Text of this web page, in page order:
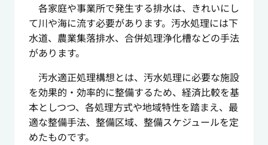
各家庭や事業所で発生する排水は、きれいにし
て川や海に流す必要があります。汚水処理には下
水道、農業集落排水、合併処理浄化槽などの手法
があります。
汚水適正処理構想とは、汚水処理に必要な施設
を効果的・効率的に整備するため、経済比較を基
本としつつ、各処理方式や地域特性を踏まえ、最
適な整備手法、整備区域、整備スケジュールを定
めたものです。